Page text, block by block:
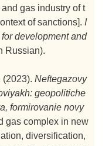
gas industry of t
of sanctions]. I
development and
Russian).
(2023). Neftegazovy
geopolitiche
formirovanie novy
gas complex in new
diversification,